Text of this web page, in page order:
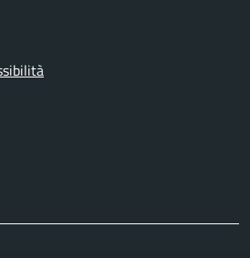
comunecolleferro/